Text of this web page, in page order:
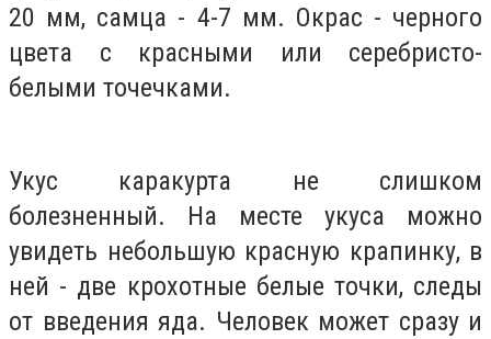
20 мм, самца - 4-7 мм. Окрас - черного
цвета с красными или серебристо-
белыми точечками.
Укус каракурта не слишком
болезненный. На месте укуса можно
увидеть небольшую красную крапинку, в
ней - две крохотные белые точки, следы
от введения яда. Человек может сразу и